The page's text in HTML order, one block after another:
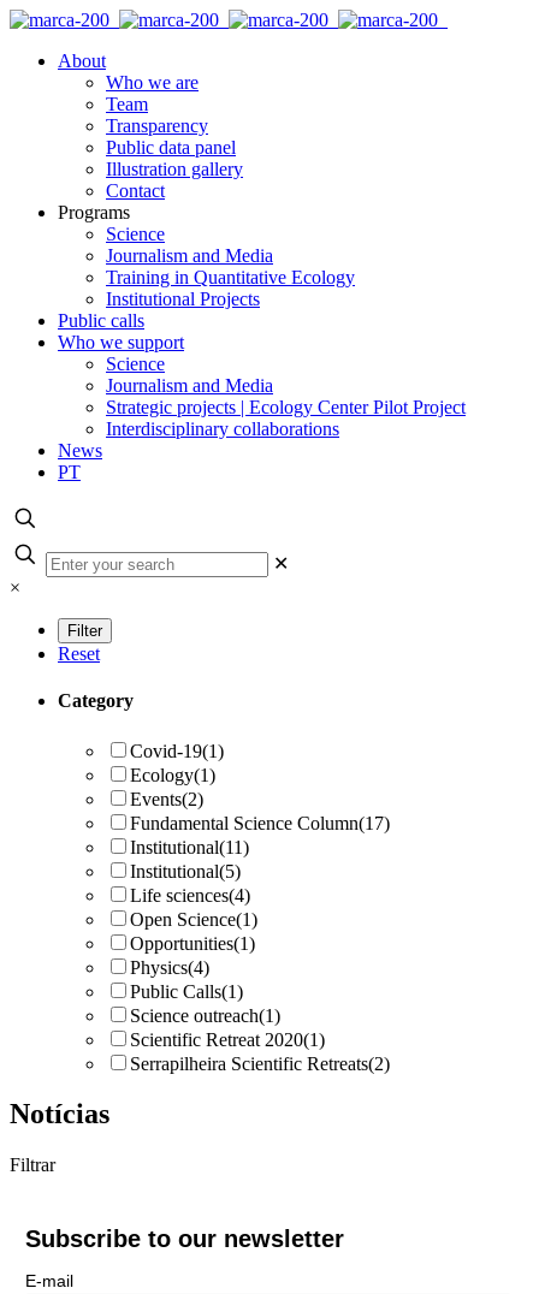
About
Who we are
Team
Transparency
Public data panel
Illustration gallery
Contact
Programs
Science
Journalism and Media
Training in Quantitative Ecology
Institutional Projects
Public calls
Who we support
Science
Journalism and Media
Strategic projects | Ecology Center Pilot Project
Interdisciplinary collaborations
News
PT
✕
×
Reset
Category
Covid-19(1)
Ecology(1)
Events(2)
Fundamental Science Column(17)
Institutional(11)
Institutional(5)
Life sciences(4)
Open Science(1)
Opportunities(1)
Physics(4)
Public Calls(1)
Science outreach(1)
Scientific Retreat 2020(1)
Serrapilheira Scientific Retreats(2)
Notícias
Filtrar
Subscribe to our newsletter
E-mail